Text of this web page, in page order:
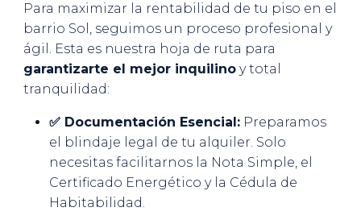
Para maximizar la rentabilidad de tu piso en el
barrio Sol, seguimos un proceso profesional y
ágil. Esta es nuestra hoja de ruta para
garantizarte el mejor inquilinoy total
tranquilidad:
✅ Documentación Esencial:Preparamos
el blindaje legal de tu alquiler. Solo
necesitas facilitarnos la Nota Simple, el
Certificado Energético y la Cédula de
Habitabilidad.